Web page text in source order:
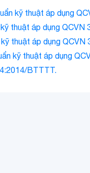
kỹ thuật áp dụng
thuật áp dụng
thuật áp dụng
kỹ thuật áp dụng
BTTTT.